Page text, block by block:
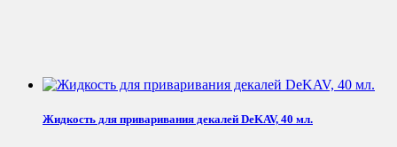
Жидкость для приваривания декалей DeKAV, 40 мл.